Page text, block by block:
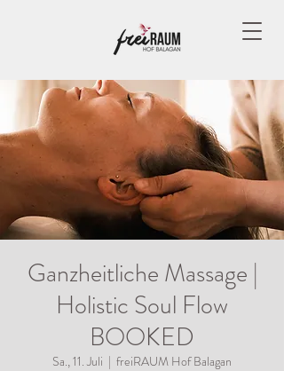
Ganzheitliche Massage |
Holistic Soul Flow
BOOKED
Sa., 11. Juli
  |
freiRAUM Hof Balagan